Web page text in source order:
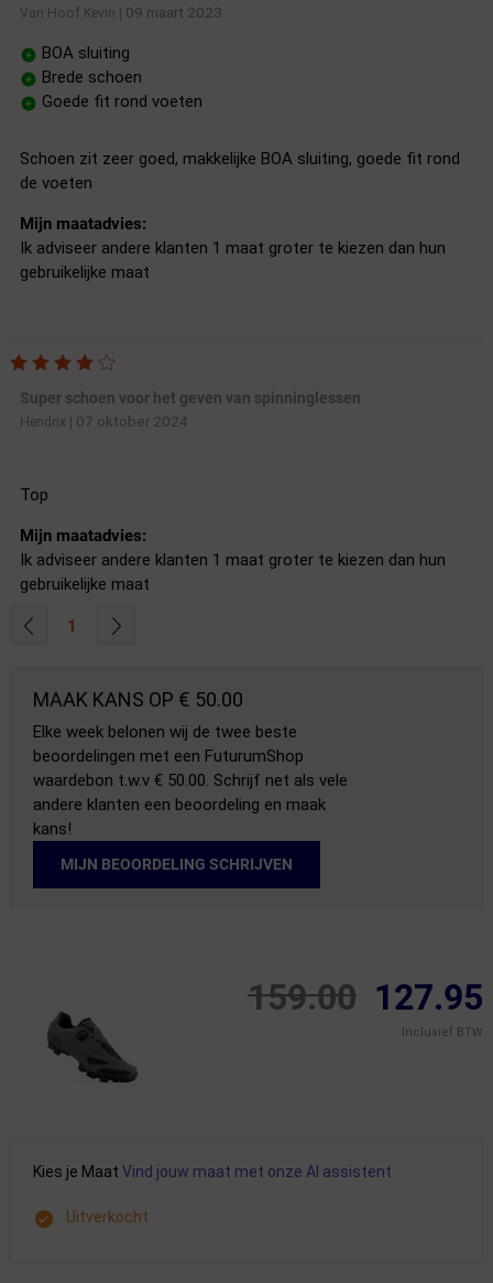
Van Hoof Kevin 09 maart 2023
BOA sluiting
Brede schoen
Goede fit rond voeten
Schoen zit zeer goed, makkelijke BOA sluiting, goede fit rond
de voeten
Mijn maatadvies:
Ik adviseer andere klanten 1 maat groter te kiezen dan hun
gebruikelijke maat
Super schoen voor het geven van spinninglessen
Hendrix 07 oktober 2024
Top
Mijn maatadvies:
Ik adviseer andere klanten 1 maat groter te kiezen dan hun
gebruikelijke maat
1
MAAK KANS OP € 50.00
Elke week belonen wij de twee beste
beoordelingen met een FuturumShop
waardebon t.w.v € 50.00. Schrijf net als vele
andere klanten een beoordeling en maak
kans!
MIJN BEOORDELING SCHRIJVEN
159.00 127.95
Inclusief BTW
Kies je Maat Vind jouw maat met onze AI assistent
Uitverkocht